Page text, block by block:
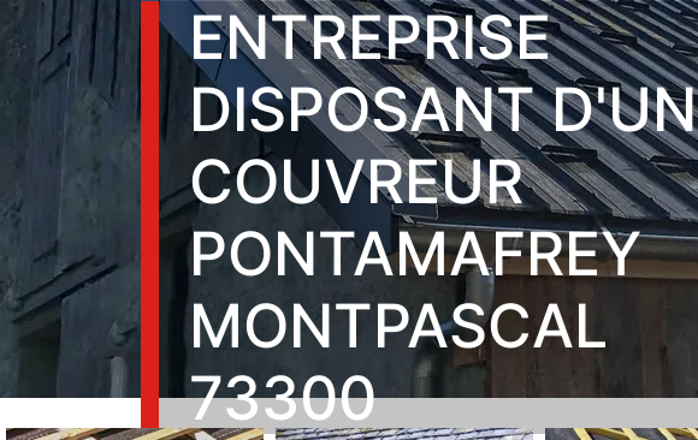
ENTREPRISE
DISPOSANT D'UN
COUVREUR
PONTAMAFREY
MONTPASCAL
73300